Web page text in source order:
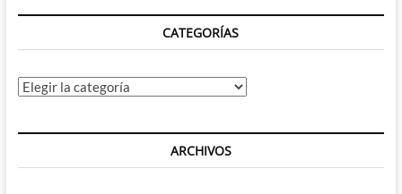
la
es
mala…
CATEGORÍAS
Categorías
ARCHIVOS